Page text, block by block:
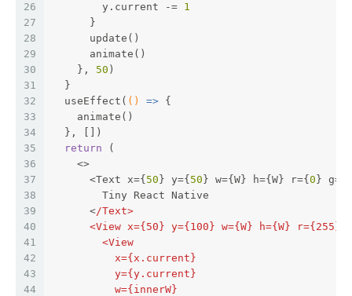
26
27
28
29
30
31
32
33
34
35
36
37
38
39
40
41
42
43
44
        y.current -=
1
      }
      update()
      animate()
    },
50 )
  }
  useEffect(
() => {
    animate()
  }, [])
return (
    <>
      <Text x={
50 } y={ 50 } w={W} h={W} r={ 0 } g={
        Tiny React Native
      <
/Text>
<View x={50} y={100} w={W} h={W} r={255}
        <View
          x={x.current}
          y={y.current}
          w={innerW}